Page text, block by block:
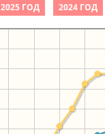
2025 ГОД 2024 ГОД